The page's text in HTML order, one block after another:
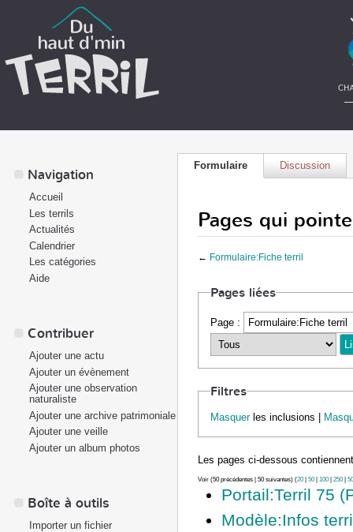
Formulaire Discussion
Pages qui
← Formulaire:Fiche terril
Pages liées
Page :
Filtres
Masquerles inclusions |
Les pages ci-dessous
Voir (50 précédentes | 50 suivantes) (20| 50| 100| 250|
Portail:Terril 75
Modèle:Infos
Navigation
Accueil
Les terrils
Actualités
Calendrier
Les catégories
Aide
Contribuer
Ajouter une actu
Ajouter un évènement
Ajouter une observation
naturaliste
Ajouter une archive patrimoniale
Ajouter une veille
Ajouter un album photos
Boîte à outils
Importer un fichier